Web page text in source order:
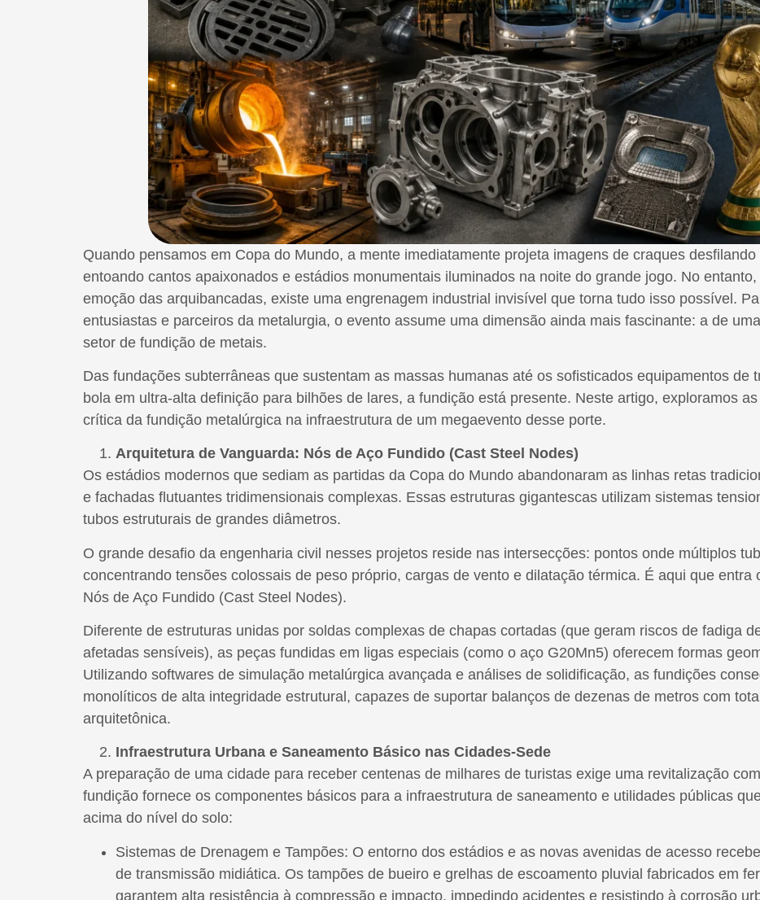
Quando pensamos em Copa do Mundo, a mente imediatamente projeta imagens de craques
entoando cantos apaixonados e estádios monumentais iluminados na noite do grande jogo. No
emoção das arquibancadas, existe uma engrenagem industrial invisível que torna tudo isso possível.
entusiastas e parceiros da metalurgia, o evento assume uma dimensão ainda mais fascinante: a de
setor de fundição de metais.
Das fundações subterrâneas que sustentam as massas humanas até os sofisticados equipamentos de
bola em ultra-alta definição para bilhões de lares, a fundição está presente. Neste artigo, exploramos
crítica da fundição metalúrgica na infraestrutura de um megaevento desse porte.
Arquitetura de Vanguarda: Nós de Aço Fundido (Cast Steel Nodes)
Os estádios modernos que sediam as partidas da Copa do Mundo abandonaram as linhas retas
e fachadas flutuantes tridimensionais complexas. Essas estruturas gigantescas utilizam sistemas
tubos estruturais de grandes diâmetros.
O grande desafio da engenharia civil nesses projetos reside nas intersecções: pontos onde múltiplos
concentrando tensões colossais de peso próprio, cargas de vento e dilatação térmica. É aqui que
Nós de Aço Fundido (Cast Steel Nodes).
Diferente de estruturas unidas por soldas complexas de chapas cortadas (que geram riscos de fadiga
afetadas sensíveis), as peças fundidas em ligas especiais (como o aço G20Mn5) oferecem formas
Utilizando softwares de simulação metalúrgica avançada e análises de solidificação, as fundições
monolíticos de alta integridade estrutural, capazes de suportar balanços de dezenas de metros com
arquitetônica.
Infraestrutura Urbana e Saneamento Básico nas Cidades-Sede
A preparação de uma cidade para receber centenas de milhares de turistas exige uma revitalização
fundição fornece os componentes básicos para a infraestrutura de saneamento e utilidades públicas
acima do nível do solo:
Sistemas de Drenagem e Tampões: O entorno dos estádios e as novas avenidas de acesso
de transmissão midiática. Os tampões de bueiro e grelhas de escoamento pluvial fabricados em
garantem alta resistência à compressão e impacto, impedindo acidentes e resistindo à corrosão